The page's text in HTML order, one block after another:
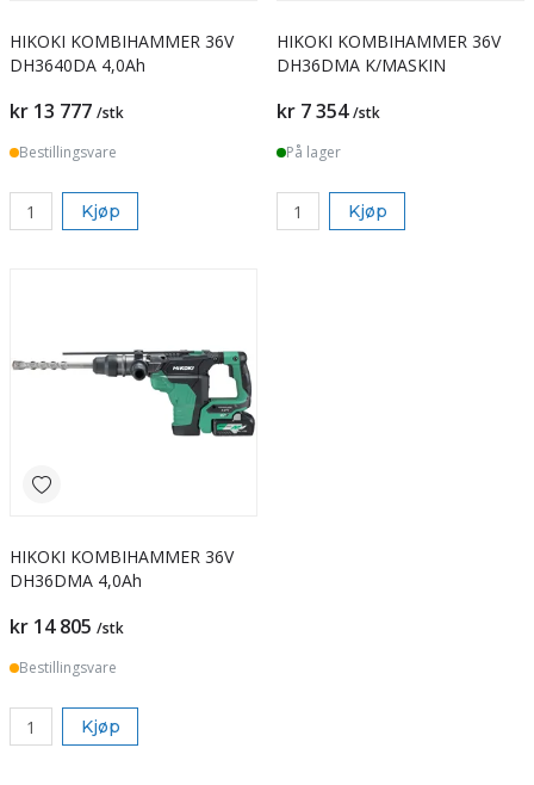
HIKOKI KOMBIHAMMER 36V
DH3640DA 4,0Ah
kr 13 777 /stk
Bestillingsvare
Kjøp
HIKOKI KOMBIHAMMER 36V
DH36DMA K/MASKIN
kr 7 354 /stk
På lager
Kjøp
HIKOKI KOMBIHAMMER 36V
DH36DMA 4,0Ah
kr 14 805 /stk
Bestillingsvare
Kjøp